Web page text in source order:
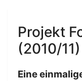
Projekt
(2010/11)
Eine